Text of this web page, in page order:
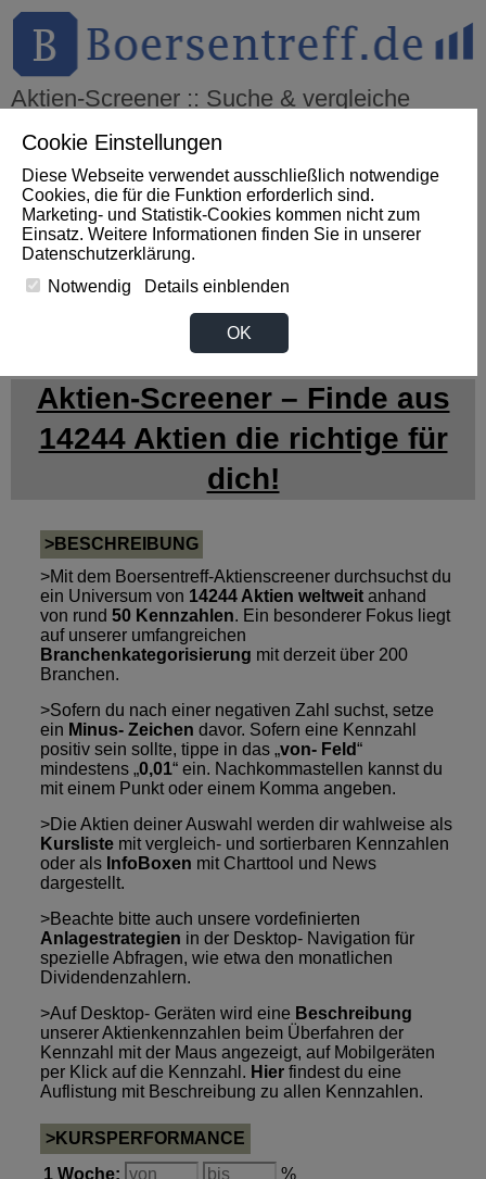
Cookie Einstellungen
Diese Webseite verwendet ausschließlich notwendige
Cookies, die für die Funktion erforderlich sind.
Marketing- und Statistik-Cookies kommen nicht zum
Einsatz. Weitere Informationen finden Sie in unserer
Datenschutzerklärung.
Notwendig
Details einblenden
OK
Aktien-Screener :: Suche & vergleiche
THEMEN HOT-STOCKS LOGIN
Impact News +++ Handelsvolumen bei Hertz-Optionen steigt
auf über 587.000 Kontrakte (Investing.com DE)
Aktie +5,10%
Aktien-Screener – Finde aus
14244 Aktien die richtige für
dich!
>BESCHREIBUNG
>Mit dem Boersentreff-Aktienscreener durchsuchst du
ein Universum von 14244 Aktien weltweitanhand
von rund 50 Kennzahlen. Ein besonderer Fokus liegt
auf unserer umfangreichen
Branchenkategorisierung mit derzeit über 200
Branchen.
>Sofern du nach einer negativen Zahl suchst, setze
ein Minus- Zeichen davor. Sofern eine Kennzahl
positiv sein sollte, tippe in das „von- Feld“
mindestens „0,01“ ein. Nachkommastellen kannst du
mit einem Punkt oder einem Komma angeben.
>Die Aktien deiner Auswahl werden dir wahlweise als
Kurslistemit vergleich- und sortierbaren Kennzahlen
oder als InfoBoxen mit Charttool und News
dargestellt.
>Beachte bitte auch unsere vordefinierten
Anlagestrategien in der Desktop- Navigation für
spezielle Abfragen, wie etwa den monatlichen
Dividendenzahlern.
>Auf Desktop- Geräten wird eine Beschreibung
unserer Aktienkennzahlen beim Überfahren der
Kennzahl mit der Maus angezeigt, auf Mobilgeräten
per Klick auf die Kennzahl. Hierfindest du eine
Auflistung mit Beschreibung zu allen Kennzahlen.
>KURSPERFORMANCE
1 Woche:
%